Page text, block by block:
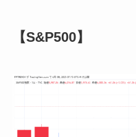
【S&P500】